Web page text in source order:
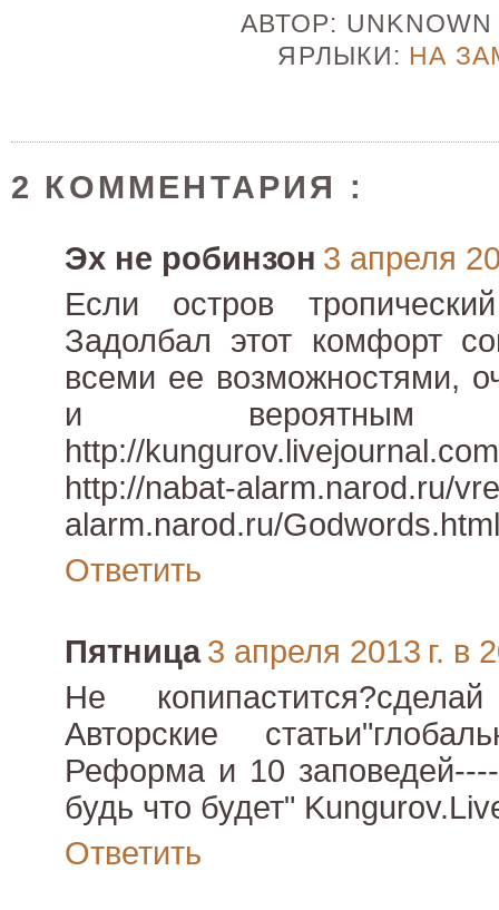
АВТОР:
ЯРЛЫКИ: НА
2 КОММЕНТАРИЯ :
Эх не робинзон 3 апреля
Если остров
Задолбал этот комфорт
всеми ее возможностями,
и вероятным
http://
http://nabat-alarm.narod.ru/
alarm.narod.ru/Godwords.html
Ответить
Пятница 3 апреля 2013 г. в
Не
Авторские
Реформа и 10
будь что будет"
Ответить